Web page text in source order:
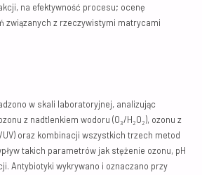
na efektywność procesu; ocenę
związanych z rzeczywistymi matrycami
w skali laboratoryjnej, analizując
z nadtlenkiem wodoru (O₃/H₂O₂), ozonu z
UV) oraz kombinacji wszystkich trzech metod
takich parametrów jak stężenie ozonu, pH
Antybiotyki wykrywano i oznaczano przy